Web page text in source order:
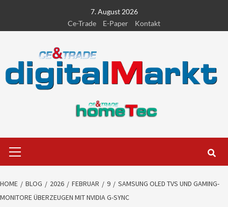
content
7. August 2026
Ce-Trade
E-Paper Kontakt
Menu
HOME BLOG 2026 FEBRUAR 9
SAMSUNG OLED TVS UND GAMING-
MONITORE ÜBERZEUGEN MIT NVIDIA G-SYNC